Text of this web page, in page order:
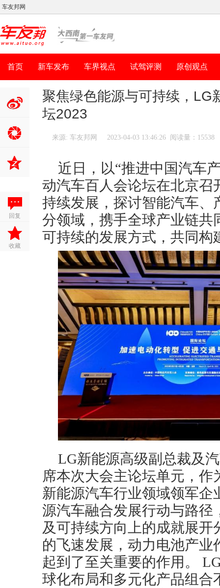
车友邦网
首页 新车发布 车界视点 试驾评测 原创观点
浪微博
回复
收藏
聚焦绿色能源与可持续，LG
坛2023
来源: 车友邦网 2023-04-03 13:46:26 阅读量：15538
近日，以“推进中国汽车
动汽车百人会论坛在北京
持续发展，探讨智能汽车
分领域，携手全球产业链
可持续的发展方式，共同
LG新能源高级副总裁及
席本次大会主论坛单元，
新能源汽车行业领域领军
源汽车融合发展行动与路
及可持续方向上的成就展
的飞速发展，动力电池产
起到了至关重要的作用。
球化布局和多元化产品组